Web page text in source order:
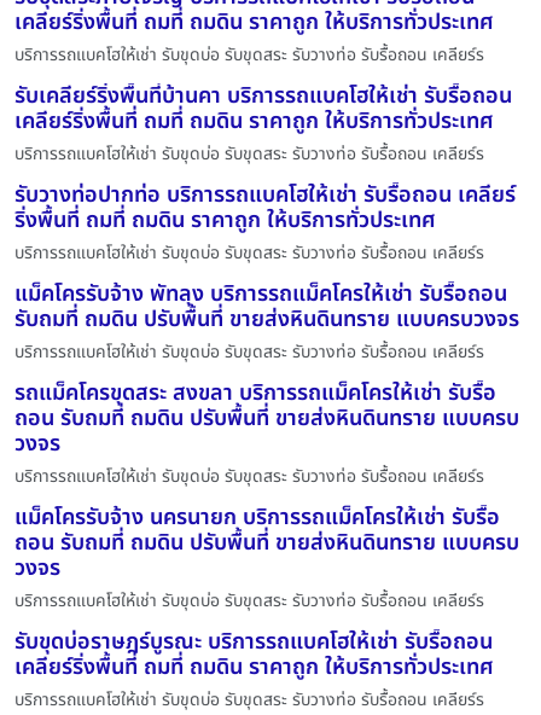
เคลียร์ริ่งพื้นที่ ถมที่ ถมดิน ราคาถูก ให้บริการทั่วประเทศ
บริการรถแบคโฮให้เช่า รับขุดบ่อ รับขุดสระ รับวางท่อ รับรื้อถอน เคลียร์ร
รับเคลียร์ริ่งพื้นที่บ้านคา บริการรถแบคโฮให้เช่า รับรื้อถอน
เคลียร์ริ่งพื้นที่ ถมที่ ถมดิน ราคาถูก ให้บริการทั่วประเทศ
บริการรถแบคโฮให้เช่า รับขุดบ่อ รับขุดสระ รับวางท่อ รับรื้อถอน เคลียร์ร
รับวางท่อปากท่อ บริการรถแบคโฮให้เช่า รับรื้อถอน เคลียร์
ริ่งพื้นที่ ถมที่ ถมดิน ราคาถูก ให้บริการทั่วประเทศ
บริการรถแบคโฮให้เช่า รับขุดบ่อ รับขุดสระ รับวางท่อ รับรื้อถอน เคลียร์ร
แม็คโครรับจ้าง พัทลุง บริการรถแม็คโครให้เช่า รับรื้อถอน
รับถมที่ ถมดิน ปรับพื้นที่ ขายส่งหินดินทราย แบบครบวงจร
บริการรถแบคโฮให้เช่า รับขุดบ่อ รับขุดสระ รับวางท่อ รับรื้อถอน เคลียร์ร
รถแม็คโครขุดสระ สงขลา บริการรถแม็คโครให้เช่า รับรื้อ
ถอน รับถมที่ ถมดิน ปรับพื้นที่ ขายส่งหินดินทราย แบบครบ
วงจร
บริการรถแบคโฮให้เช่า รับขุดบ่อ รับขุดสระ รับวางท่อ รับรื้อถอน เคลียร์ร
แม็คโครรับจ้าง นครนายก บริการรถแม็คโครให้เช่า รับรื้อ
ถอน รับถมที่ ถมดิน ปรับพื้นที่ ขายส่งหินดินทราย แบบครบ
วงจร
บริการรถแบคโฮให้เช่า รับขุดบ่อ รับขุดสระ รับวางท่อ รับรื้อถอน เคลียร์ร
รับขุดบ่อราษฎร์บูรณะ บริการรถแบคโฮให้เช่า รับรื้อถอน
เคลียร์ริ่งพื้นที่ ถมที่ ถมดิน ราคาถูก ให้บริการทั่วประเทศ
บริการรถแบคโฮให้เช่า รับขุดบ่อ รับขุดสระ รับวางท่อ รับรื้อถอน เคลียร์ร